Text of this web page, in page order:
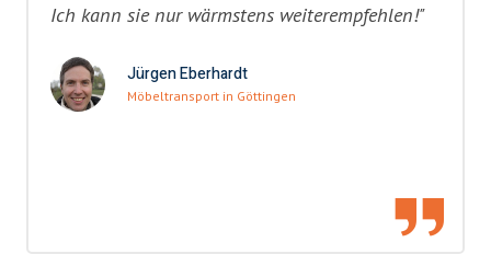
Ich kann sie nur wärmstens weiterempfehlen!"
Jürgen Eberhardt
Möbeltransport in Göttingen